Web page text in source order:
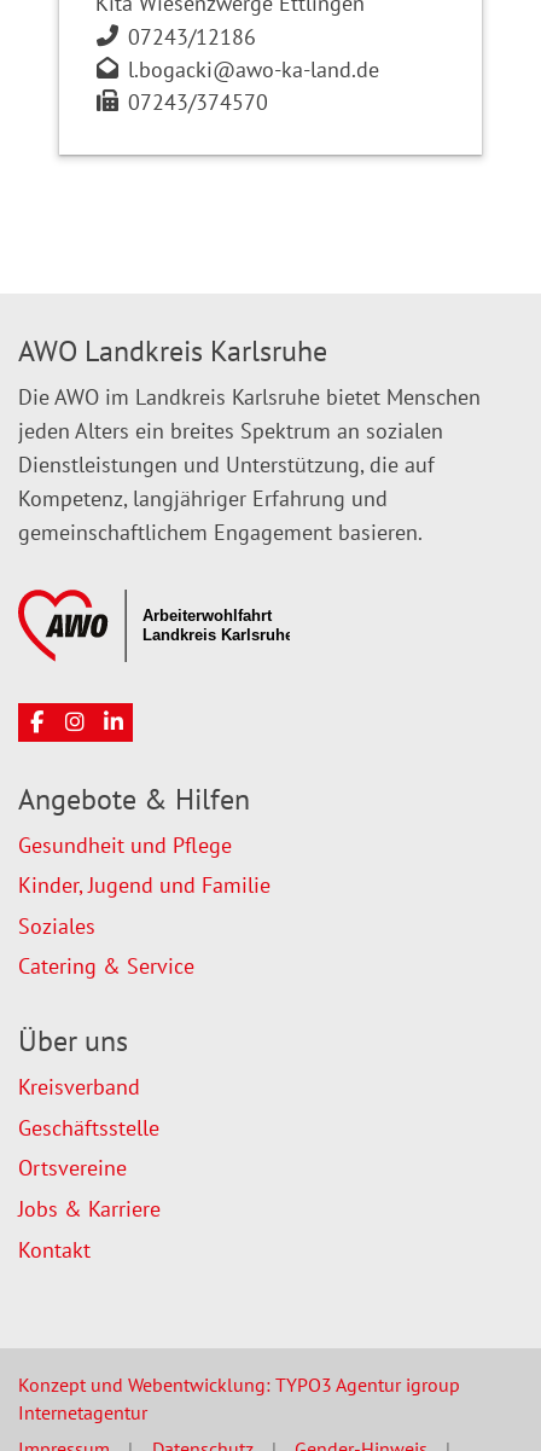
07243/12186
l.bogacki@awo-ka-land.de
07243/374570
AWO Landkreis Karlsruhe
Die AWO im Landkreis Karlsruhe bietet Menschen
jeden Alters ein breites Spektrum an sozialen
Dienstleistungen und Unterstützung, die auf
Kompetenz, langjähriger Erfahrung und
gemeinschaftlichem Engagement basieren.
Angebote & Hilfen
Gesundheit und Pflege
Kinder, Jugend und Familie
Soziales
Catering & Service
Über uns
Kreisverband
Geschäftsstelle
Ortsvereine
Jobs & Karriere
Kontakt
Konzept und Webentwicklung: TYPO3 Agentur igroup
Internetagentur